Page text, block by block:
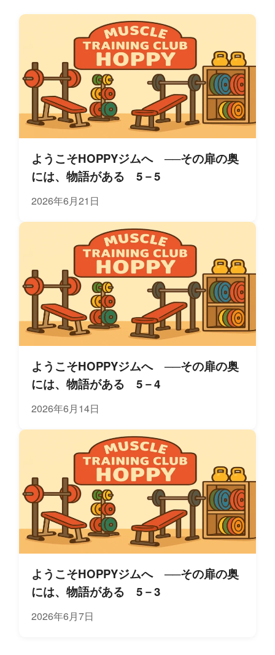
ようこそHOPPYジムへ ──その扉の奥
には、物語がある 5－5
2026年6月21日
ようこそHOPPYジムへ ──その扉の奥
には、物語がある 5－4
2026年6月14日
ようこそHOPPYジムへ ──その扉の奥
には、物語がある 5－3
2026年6月7日